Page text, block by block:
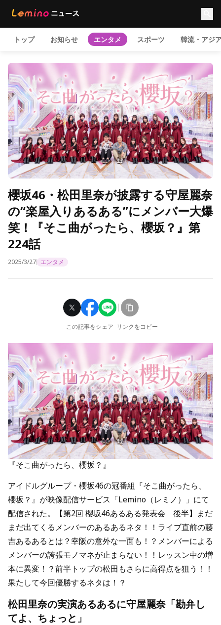
トップ お知らせ エンタメ スポーツ 韓流・アジ
櫻坂46・松田里奈が披露する守屋麗奈
の“楽屋入りあるある”にメンバー大爆
笑！『そこ曲がったら、櫻坂？』第
224話
2025/3/27 エンタメ
この記事をシェア リンクをコピー
『そこ曲がったら、櫻坂？』
アイドルグループ・櫻坂46の冠番組『そこ曲がったら、
櫻坂？』が映像配信サービス「Lemino（レミノ）」にて
配信された。【第2回 櫻坂46あるある発表会 後半】まだ
まだ出てくるメンバーのあるあるネタ！！ライブ直前の藤
吉あるあるとは？幸阪の意外な一面も！？メンバーによる
メンバーの誇張モノマネが止まらない！！レッスン中の増
本に異変！？前半トップの松田もさらに高得点を狙う！！
果たして今回優勝するネタは！？
松田里奈の実演あるあるに守屋麗奈「勘弁し
てよ、ちょっと」